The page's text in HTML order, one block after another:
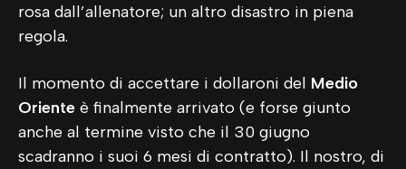
rosa dall’allenatore; un altro disastro in piena
regola.
Il momento di accettare i dollaroni del Medio
Oriente è finalmente arrivato (e forse giunto
anche al termine visto che il 30 giugno
scadranno i suoi 6 mesi di contratto). Il nostro, di